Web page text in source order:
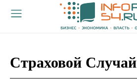
Страховой Случай